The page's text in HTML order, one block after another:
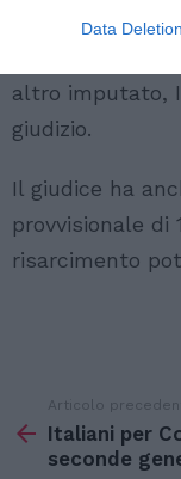
Data Deletion
Wang è stata
altro imputato,
giudizio.
Il giudice ha
provvisionale di
risarcimento
di
Articolo
Italiani per
seconde